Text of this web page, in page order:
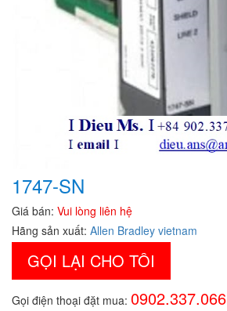
1747-SN
Giá bán: Vui lòng liên hệ
Hãng sản xuất: Allen Bradley vietnam
GỌI LẠI CHO TÔI
Gọi điện thoại đặt mua: 0902.337.066